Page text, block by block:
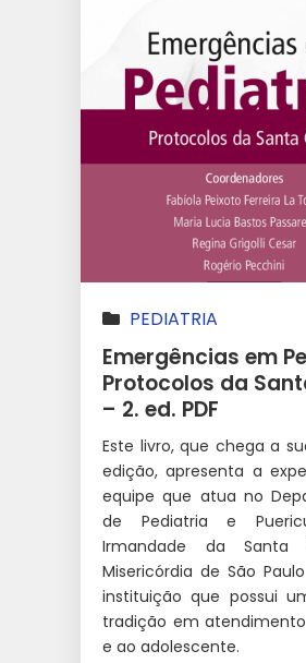
PEDIATRIA
Emergências em
Protocolos da
– 2. ed. PDF
Este livro, que chega a
edição, apresenta a
equipe que atua no
de Pediatria e
Irmandade da Santa
Misericórdia de São Paulo
instituição que possui
tradição em
e ao adolescente.